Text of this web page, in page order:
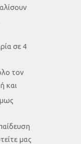
σε 4
τον
και
μας